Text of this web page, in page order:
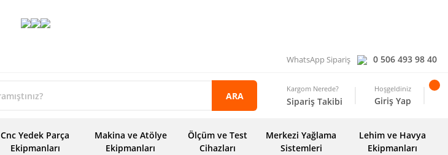
WhatsApp Sipariş 0 506 493 98 40
ARA
Kargom Nerede?
Sipariş Takibi
Hoşgeldiniz
Giriş Yap
Cnc Yedek Parça
Ekipmanları
Makina ve Atölye
Ekipmanları
Ölçüm ve Test
Cihazları
Merkezi Yağlama
Sistemleri
Lehim ve Havya
Ekipmanları